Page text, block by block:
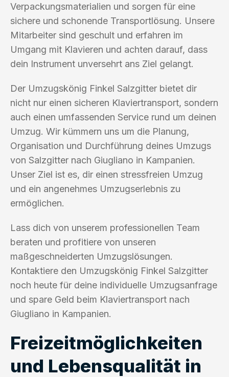
Verpackungsmaterialien und sorgen für eine
sichere und schonende Transportlösung. Unsere
Mitarbeiter sind geschult und erfahren im
Umgang mit Klavieren und achten darauf, dass
dein Instrument unversehrt ans Ziel gelangt.
Der Umzugskönig Finkel Salzgitter bietet dir
nicht nur einen sicheren Klaviertransport, sondern
auch einen umfassenden Service rund um deinen
Umzug. Wir kümmern uns um die Planung,
Organisation und Durchführung deines Umzugs
von Salzgitter nach Giugliano in Kampanien.
Unser Ziel ist es, dir einen stressfreien Umzug
und ein angenehmes Umzugserlebnis zu
ermöglichen.
Lass dich von unserem professionellen Team
beraten und profitiere von unseren
maßgeschneiderten Umzugslösungen.
Kontaktiere den Umzugskönig Finkel Salzgitter
noch heute für deine individuelle Umzugsanfrage
und spare Geld beim Klaviertransport nach
Giugliano in Kampanien.
Freizeitmöglichkeiten
und Lebensqualität in